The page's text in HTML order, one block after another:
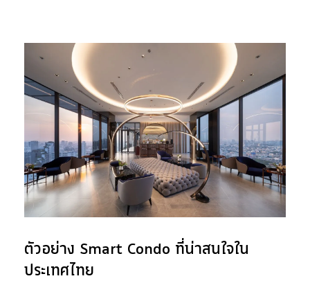
ตัวอย่าง Smart Condo ที่น่าสนใจใน
ประเทศไทย